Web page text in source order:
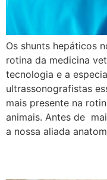
Os shunts hepáticos
rotina da medicina
tecnologia e a
ultrassonografistas
mais presente na
animais. Antes de
a nossa aliada